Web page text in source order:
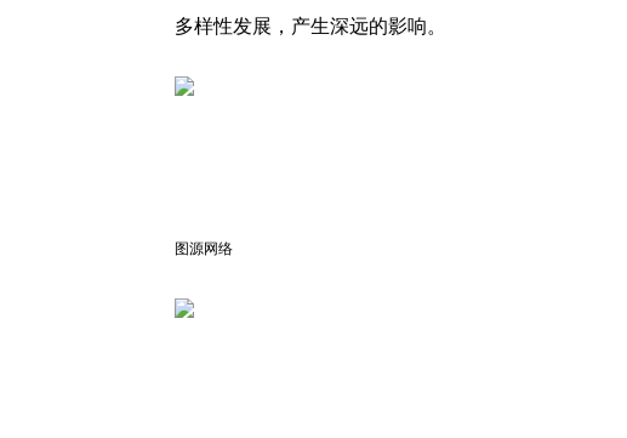
多样性发展，产生深远的影响。
图源网络